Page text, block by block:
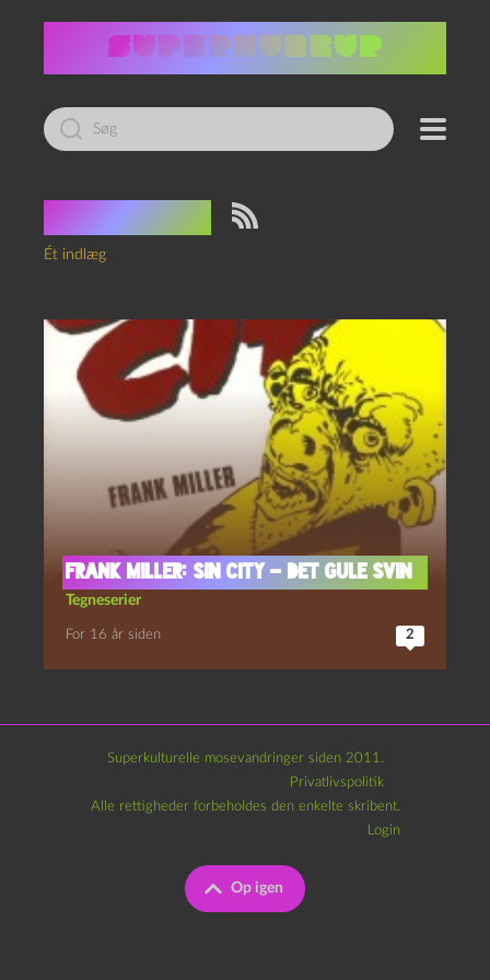
Led
efter:
Tag:Magt
Ét indlæg
Frank Miller: Sin City – Det gule svin
Tegneserier
For 16 år siden 2
Superkulturelle mosevandringer siden 2011.
Privatlivspolitik
Op igen
Alle rettigheder forbeholdes den enkelte skribent.
Login